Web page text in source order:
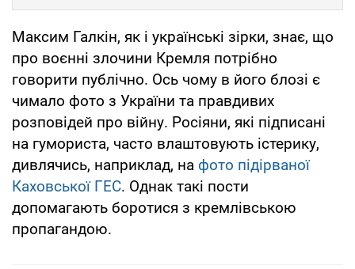
Максим Галкін, як і українські зірки, знає, що
про воєнні злочини Кремля потрібно
говорити публічно. Ось чому в його блозі є
чимало фото з України та правдивих
розповідей про війну. Росіяни, які підписані
на гумориста, часто влаштовують істерику,
дивлячись, наприклад, на фото підірваної
Каховської ГЕС. Однак такі пости
допомагають боротися з кремлівською
пропагандою.